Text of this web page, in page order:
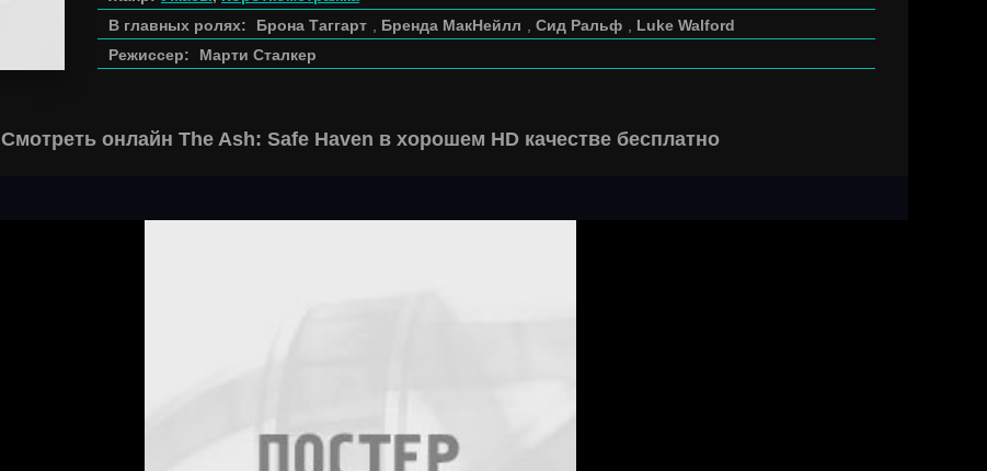
В главных ролях:
Брона Таггарт Бренда МакНейлл Сид Ральф
Luke Walford
Режиссер:
Марти Сталкер
Смотреть онлайн The Ash: Safe Haven в хорошем HD качестве бесплатно